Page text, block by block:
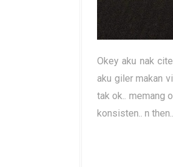
Okey aku nak
aku giler makan
tak ok.. memang
konsisten.. n